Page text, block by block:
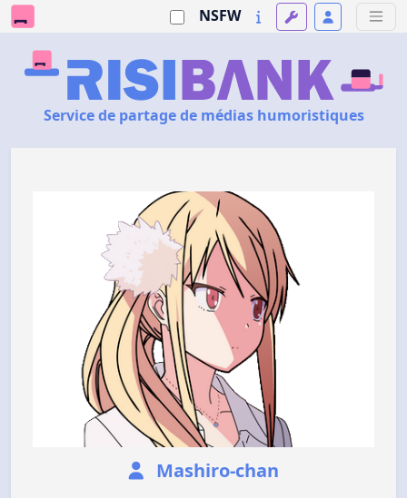
NSFW
Service de partage de médias humoristiques
Mashiro-chan